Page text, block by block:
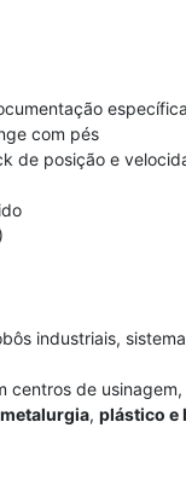
com pés
de posição e
industriais,
centros de
metalurgia, plástico e